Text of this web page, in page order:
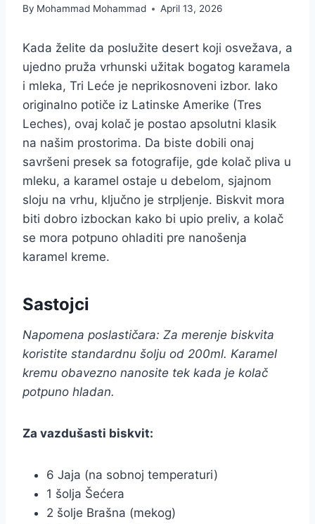
By Mohammad Mohammad April 13, 2026
Kada želite da poslužite desert koji osvežava, a
ujedno pruža vrhunski užitak bogatog karamela
i mleka, Tri Leće je neprikosnoveni izbor. Iako
originalno potiče iz Latinske Amerike (Tres
Leches), ovaj kolač je postao apsolutni klasik
na našim prostorima. Da biste dobili onaj
savršeni presek sa fotografije, gde kolač pliva u
mleku, a karamel ostaje u debelom, sjajnom
sloju na vrhu, ključno je strpljenje. Biskvit mora
biti dobro izbockan kako bi upio preliv, a kolač
se mora potpuno ohladiti pre nanošenja
karamel kreme.
Sastojci
Napomena poslastičara: Za merenje biskvita
koristite standardnu šolju od 200ml. Karamel
kremu obavezno nanosite tek kada je kolač
potpuno hladan.
Za vazdušasti biskvit:
6 Jaja (na sobnoj temperaturi)
1 šolja Šećera
2 šolje Brašna (mekog)